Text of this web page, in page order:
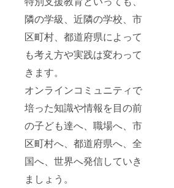
隣の学級、近隣の学校、市
区町村、都道府県によって
も考え方や実践は変わって
きます。
オンラインコミュニティで
培った知識や情報を目の前
の子ども達へ、職場へ、市
区町村へ、都道府県へ、全
国へ、世界へ発信していき
ましょう。